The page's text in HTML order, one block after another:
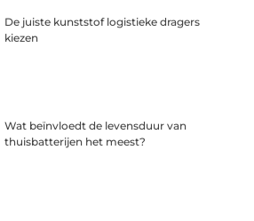
De juiste kunststof logistieke dragers
kiezen
Wat beïnvloedt de levensduur van
thuisbatterijen het meest?